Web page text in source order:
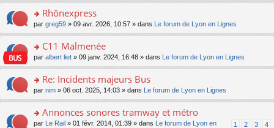
ré
c
e
n
lu
pl
s
ré
c
nt
e
n
o
n
le
u
s
ré
e
m
e
s
g
e
n
o
lu
pl
u
ult
er
le
m
e
a
g
e
n
o
n
ult
er
le
m
e
a
g
Rhônexpress
par greg59 » 09 avr. 2026, 10:57 » dans Le forum de Lyon en Lignes
o
n
ult
er
le
m
e
C11 Malmenée
par albert liet » 09 janv. 2024, 16:48 » dans Le forum de Lyon en Lignes
o
n
ult
Re: Incidents majeurs Bus
par nim » 06 oct. 2025, 14:03 » dans Le forum de Lyon en Lignes
o
Annonces sonores tramway et métro
1 2 3 4
par Le Rail » 01 févr. 2014, 01:39 » dans
Le forum de Lyon en